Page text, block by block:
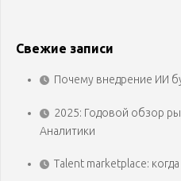
Свежие записи
Почему внедрение ИИ
2025: Годовой обзор
Аналитики
Talent marketplace: